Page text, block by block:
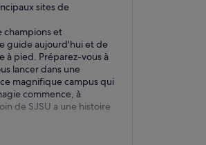
sites de
champions et
guide aujourd'hui et de
à pied. Préparez-vous à
lancer dans une
magnifique campus qui
commence, à
de SJSU a une histoire